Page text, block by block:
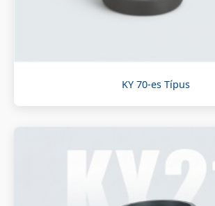
KY 70-es Típus